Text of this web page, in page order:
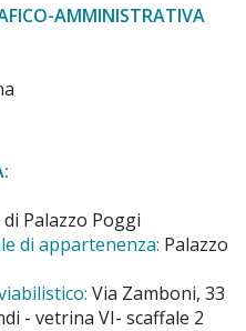
AMMINISTRATIVA
Palazzo Poggi
di appartenenza: Palazzo
Via Zamboni, 33
- vetrina VI- scaffale 2